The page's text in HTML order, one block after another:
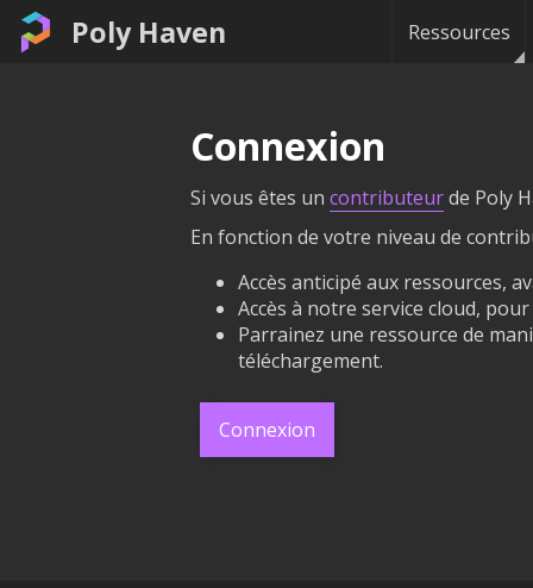
Poly Haven Ressources
Connexion
Si vous êtes un contributeurde Poly
En fonction de votre niveau de
Accès anticipé aux ressources,
Accès à notre service cloud,
Parrainez une ressource de
téléchargement.
Connexion